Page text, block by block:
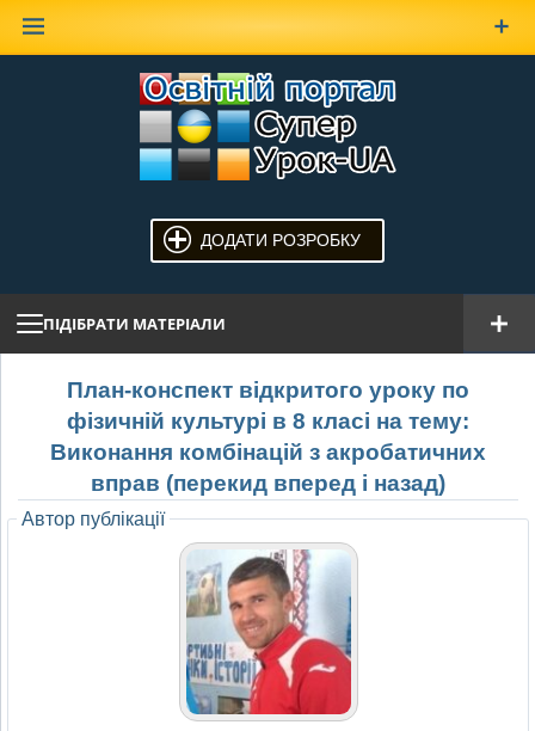
ДОДАТИ РОЗРОБКУ
ПІДІБРАТИ МАТЕРІАЛИ
План-конспект відкритого уроку по
фізичній культурі в 8 класі на тему:
Виконання комбінацій з акробатичних
вправ (перекид вперед і назад)
Автор публікації